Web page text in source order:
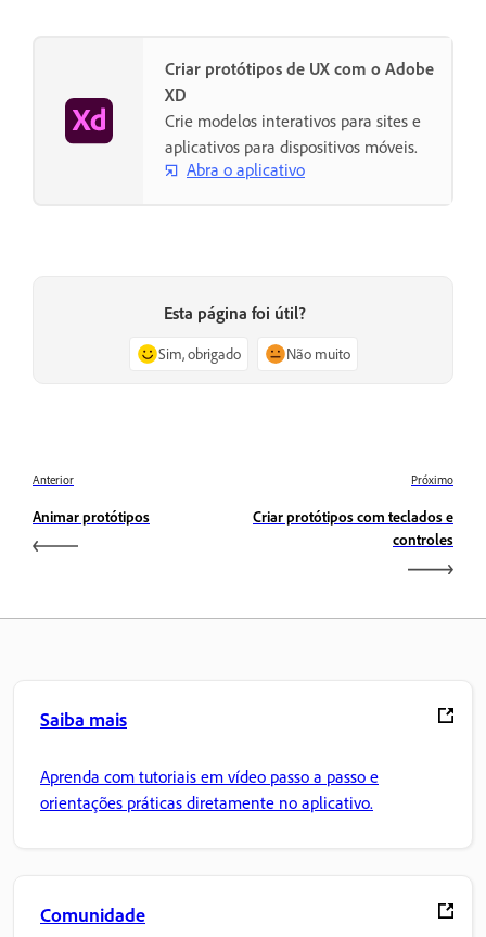
Criar protótipos de UX com o Adobe
XD
Crie modelos interativos para sites e
aplicativos para dispositivos móveis.
Abra o aplicativo
Esta página foi útil?
Sim, obrigado Não muito
Anterior
Animar protótipos
Próximo
Criar protótipos com teclados e
controles
Saiba mais
Aprenda com tutoriais em vídeo passo a passo e
orientações práticas diretamente no aplicativo.
Comunidade